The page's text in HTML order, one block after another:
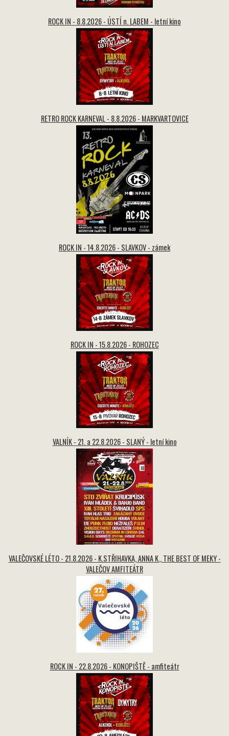
ROCK IN - 8.8.2026 - ÚSTÍ n. LABEM - letní kino
RETRO ROCK KARNEVAL - 8.8.2026 - MARKVARTOVICE
ROCK IN - 14.8.2026 - SLAVKOV - zámek
ROCK IN - 15.8.2026 - ROHOZEC
VALNÍK - 21. a 22.8.2026 - SLANÝ - letní kino
VALEČOVSKÉ LÉTO - 21.8.2026 - K.STŘIHAVKA, ANNA K., THE BEST OF MEKY -
VALEČOV AMFITEÁTR
ROCK IN - 22.8.2026 - KONOPIŠTĚ - amfiteátr